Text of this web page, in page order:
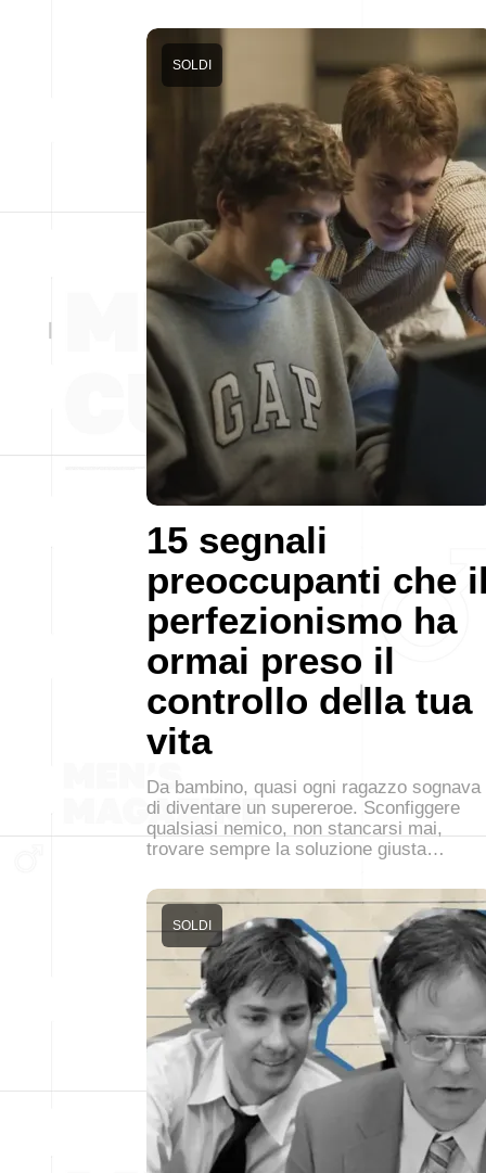
15 segnali
preoccupanti che
perfezionismo ha
ormai preso il
controllo della tua
vita
SOLDI
Da bambino, quasi ogni ragazzo sognava
di diventare un supereroe. Sconfiggere
qualsiasi nemico, non stancarsi mai,
trovare sempre la soluzione giusta…
SOLDI